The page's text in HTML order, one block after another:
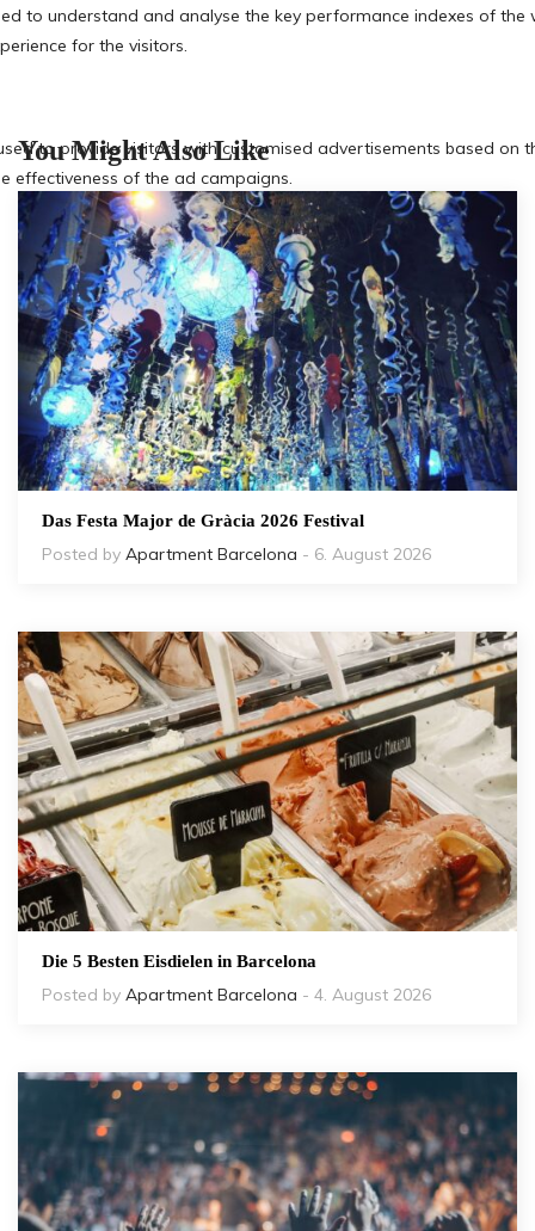
You Might Also Like
Das Festa Major de Gràcia 2026 Festival
Posted by Apartment Barcelona - 6. August 2026
Die 5 Besten Eisdielen in Barcelona
Posted by Apartment Barcelona - 4. August 2026